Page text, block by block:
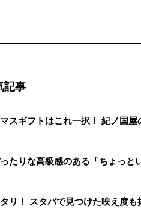
記事
スギフトはこれ一択！ 紀ノ国
たりな高級感のある「ちょっと
リ！ スタバで見つけた映え度も